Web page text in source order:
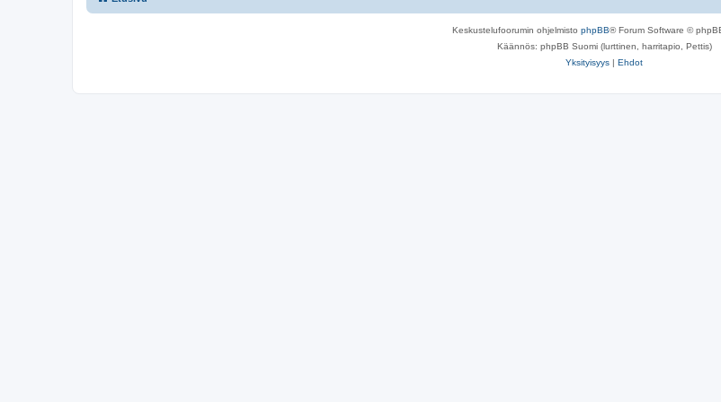
Keskustelufoorumin ohjelmisto phpBB® Forum Software ©
Käännös: phpBB Suomi (lurttinen, harritapio, Pettis)
Yksityisyys | Ehdot